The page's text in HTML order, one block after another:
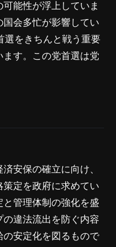
能性が浮上していま
会多忙が影響してい
選をきちんと戦う重要
す。この党首選は党
安保の確立に向け、
定を政府に求めてい
と管理体制の強化を盛
の違法流出を防ぐ内容
の安定化を図るもので